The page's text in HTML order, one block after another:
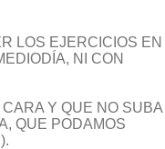
LOS EJERCICIOS EN
NI CON
Y QUE NO SUBA
QUE PODAMOS